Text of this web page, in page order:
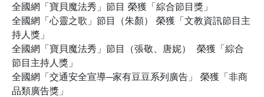
全國網「寶貝魔法秀」節目 榮獲「綜合節目獎」
全國網「心靈之歌」節目（朱顏） 榮獲「文教資訊節目主
持人獎」
全國網「寶貝魔法秀」節目（張敬、唐妮） 榮獲「綜合
節目主持人獎」
全國網「交通安全宣導─家有豆豆系列廣告」 榮獲「非商
品類廣告獎」